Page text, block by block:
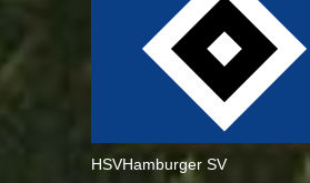
HSVHamburger SV